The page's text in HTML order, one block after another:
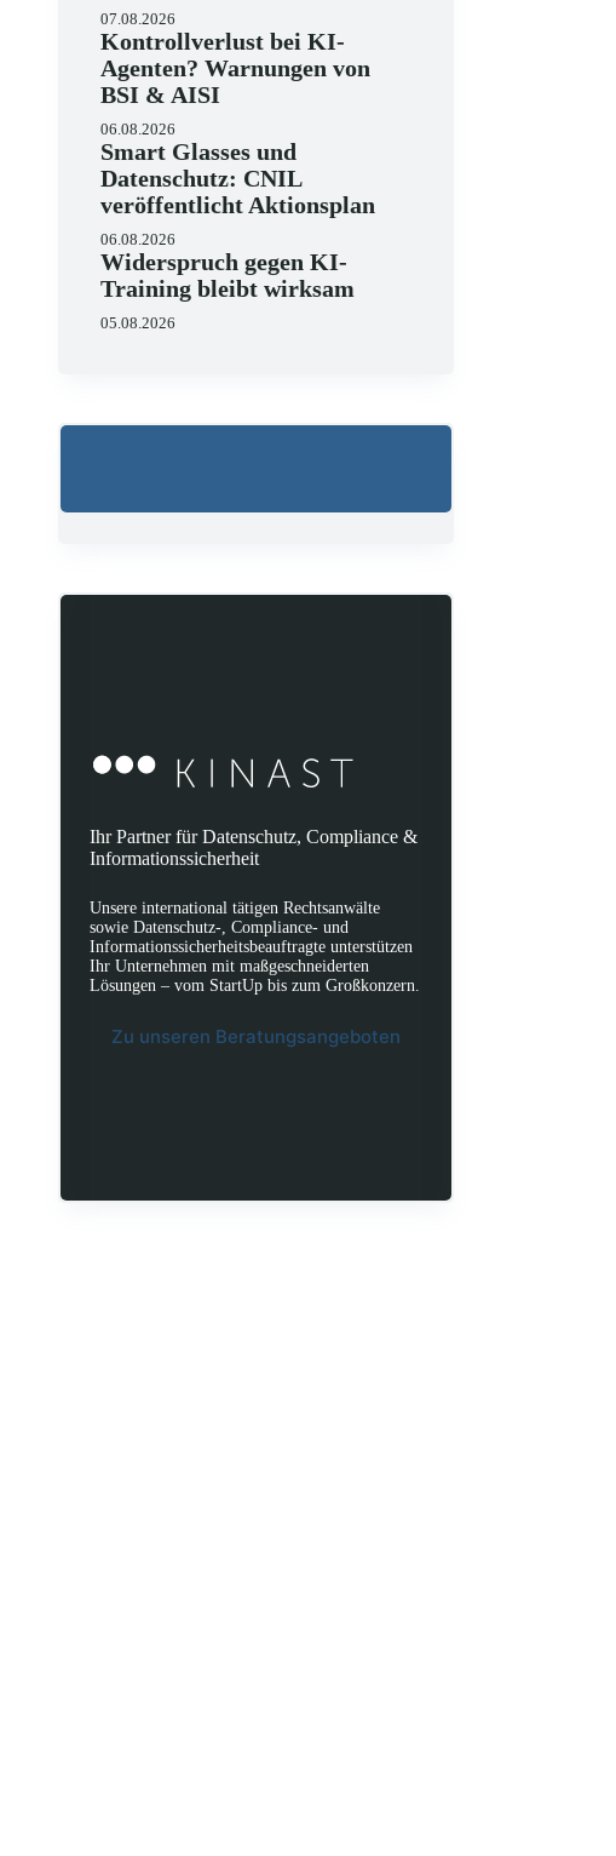
07.08.2026
Kontrollverlust bei KI-
Agenten? Warnungen von
BSI & AISI
06.08.2026
Smart Glasses und
Datenschutz: CNIL
veröffentlicht Aktionsplan
06.08.2026
Widerspruch gegen KI-
Training bleibt wirksam
05.08.2026
Ihr Partner für Datenschutz, Compliance &
Informationssicherheit
Unsere international tätigen Rechtsanwälte
sowie Datenschutz-, Compliance- und
Informationssicherheitsbeauftragte unterstützen
Ihr Unternehmen mit maßgeschneiderten
Lösungen – vom StartUp bis zum Großkonzern.
Zu unseren Beratungsangeboten